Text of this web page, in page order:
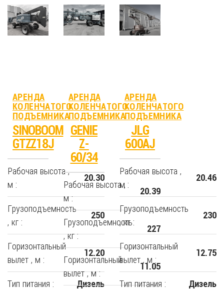
АРЕНДА
КОЛЕНЧАТОГО
ПОДЪЕМНИКА
SINOBOOM
GTZZ18J
Рабочая высота ,
м :
20.30
Грузоподъемность
, кг :
250
Горизонтальный
вылет , м :
12.20
Тип питания : Дизель
АРЕНДА
КОЛЕНЧАТОГО
ПОДЪЕМНИКА
GENIE
Z-
60/34
Рабочая высота ,
м :
20.39
Грузоподъемность
, кг :
227
Горизонтальный
вылет , м :
11.05
АРЕНДА
КОЛЕНЧАТОГО
ПОДЪЕМНИКА
JLG
600AJ
Рабочая высота ,
м :
20.46
Грузоподъемность
, кг :
230
Горизонтальный
вылет , м :
12.75
Тип питания : Дизель